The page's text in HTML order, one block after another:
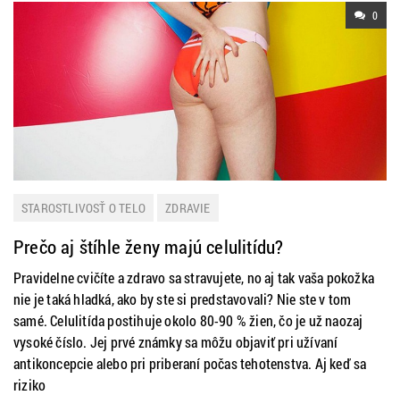
0
STAROSTLIVOSŤ O TELO ZDRAVIE
Prečo aj štíhle ženy majú celulitídu?
Pravidelne cvičíte a zdravo sa stravujete, no aj tak vaša pokožka
nie je taká hladká, ako by ste si predstavovali? Nie ste v tom
samé. Celulitída postihuje okolo 80-90 % žien, čo je už naozaj
vysoké číslo. Jej prvé známky sa môžu objaviť pri užívaní
antikoncepcie alebo pri priberaní počas tehotenstva. Aj keď sa
riziko